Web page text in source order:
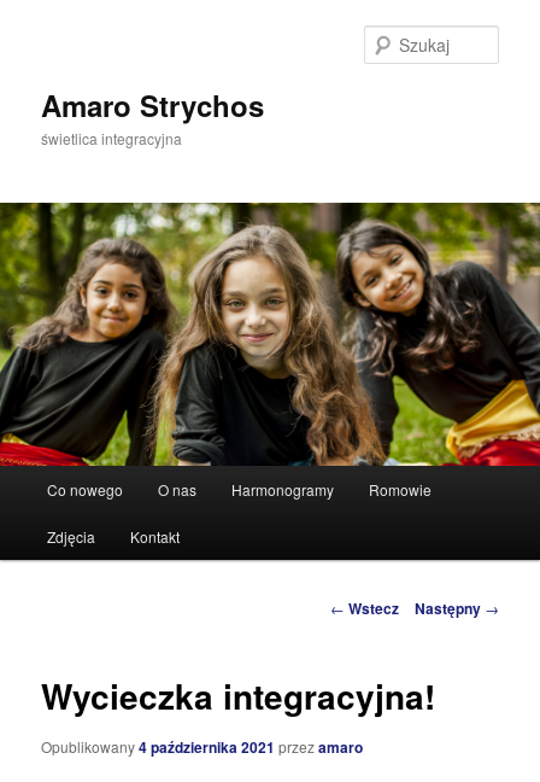
Amaro Strychos
świetlica integracyjna
Przeskocz
do
Co nowego O nas Harmonogramy Romowie
Zdjęcia Kontakt
Zobacz
← Wstecz Następny →
Wycieczka integracyjna!
Opublikowany4 października 2021 przezamaro